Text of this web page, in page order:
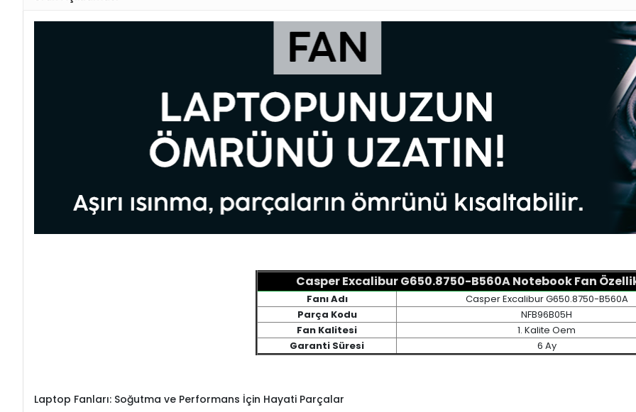
Casper Excalibur G650.8750-B560A Notebook Fan
Fanı Adı
Casper Excalibur G650.8750-B560A
Parça Kodu
NFB96B05H
Fan Kalitesi
1. Kalite Oem
Garanti Süresi
6 Ay
Laptop Fanları: Soğutma ve Performans İçin Hayati Parçalar